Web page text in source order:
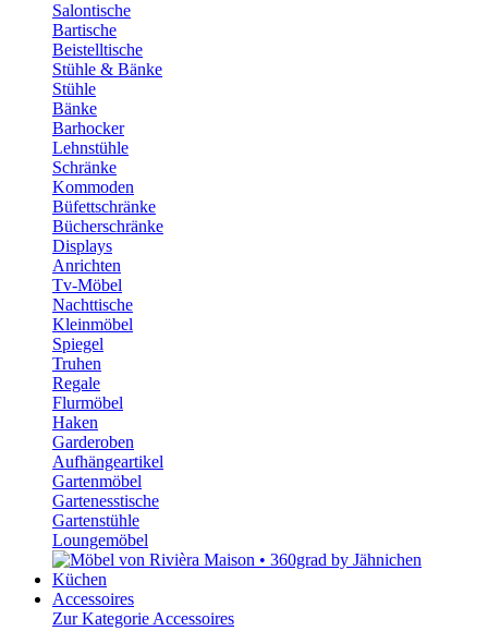
Salontische
Bartische
Beistelltische
Stühle & Bänke
Stühle
Bänke
Barhocker
Lehnstühle
Schränke
Kommoden
Büfettschränke
Bücherschränke
Displays
Anrichten
Tv-Möbel
Nachttische
Kleinmöbel
Spiegel
Truhen
Regale
Flurmöbel
Haken
Garderoben
Aufhängeartikel
Gartenmöbel
Gartenesstische
Gartenstühle
Loungemöbel
Küchen
Accessoires
Zur Kategorie Accessoires